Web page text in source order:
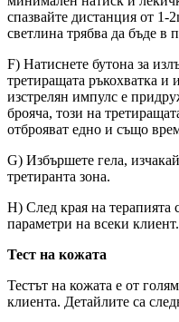
спазвайте дистанция от 1-
светлина трябва да бъде в
F) Натиснете бутона за
третиращата ръкохватка и
изстрелян импулс е
брояча, този на
отброяват едно и също
G) Избършете гела,
третиранта зона.
H) След края на
параметри на всеки клиент.
Тест на кожата
Тестът на кожата е от
клиента. Детайлите са